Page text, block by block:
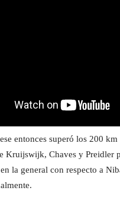
entonces superó los 200
Kruijswijk, Chaves y Preidler
la general con respecto a